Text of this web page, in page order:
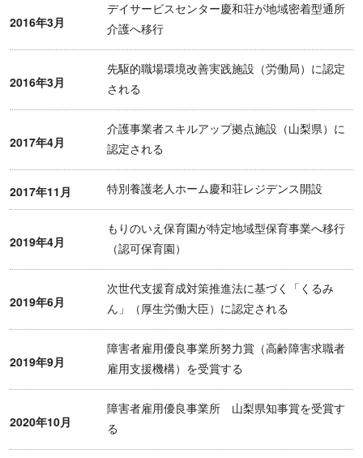
2016年3月
デイサービスセンター慶和荘が地域密着型通所
介護へ移行
2016年3月
先駆的職場環境改善実践施設（労働局）に認定
される
2017年4月
介護事業者スキルアップ拠点施設（山梨県）に
認定される
2017年11月 特別養護老人ホーム慶和荘レジデンス開設
2019年4月
もりのいえ保育園が特定地域型保育事業へ移行
（認可保育園）
2019年6月
次世代支援育成対策推進法に基づく「くるみ
ん」（厚生労働大臣）に認定される
2019年9月
障害者雇用優良事業所努力賞（高齢障害求職者
雇用支援機構）を受賞する
2020年10月
障害者雇用優良事業所 山梨県知事賞を受賞す
る